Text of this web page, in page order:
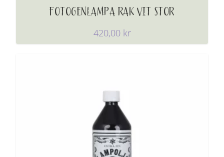
FOTOGENLAMPA RAK VIT STOR
420,00 kr